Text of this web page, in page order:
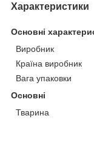
Характеристики
Основні
Виробник
Країна виробник
Вага упаковки
Основні
Тварина